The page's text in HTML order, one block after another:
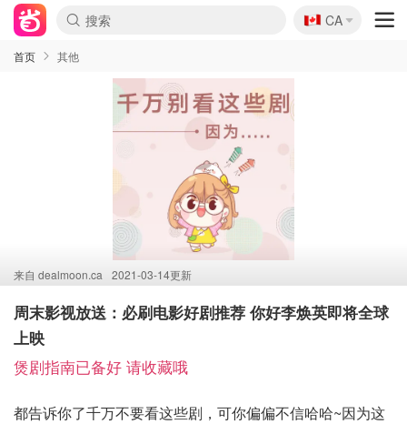
🇨🇦
CA
首页 其他
来自 dealmoon.ca 2021-03-14更新
周末影视放送：必刷电影好剧推荐 你好李焕英即将全球
上映
煲剧指南已备好 请收藏哦
都告诉你了千万不要看这些剧，可你偏偏不信哈哈~因为这